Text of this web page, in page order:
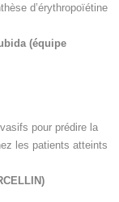
d’érythropoïétine
(équipe
pour prédire la
les patients atteints